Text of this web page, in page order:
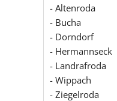
- Altenroda
- Bucha
- Dorndorf
- Hermannseck
- Landrafroda
- Wippach
- Ziegelroda